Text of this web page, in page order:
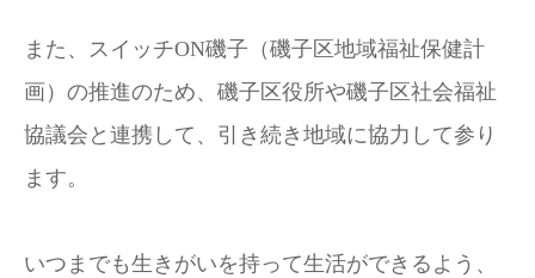
また、スイッチON磯子（磯子区地域福祉保健計
画）の推進のため、磯子区役所や磯子区社会福祉
協議会と連携して、引き続き地域に協力して参り
ます。
いつまでも生きがいを持って生活ができるよう、